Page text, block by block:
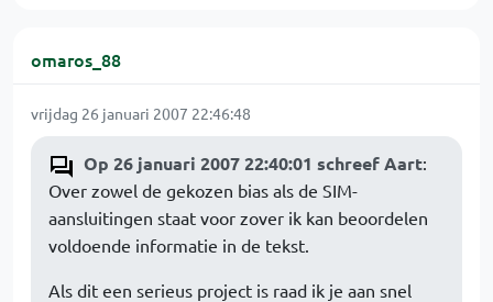
omaros_88
vrijdag 26 januari 2007 22:46:48
Op 26 januari 2007 22:40:01 schreef Aart:
Over zowel de gekozen bias als de SIM-
aansluitingen staat voor zover ik kan beoordelen
voldoende informatie in de tekst.
Als dit een serieus project is raad ik je aan snel